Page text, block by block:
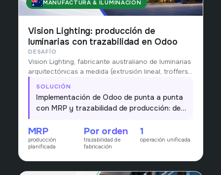
AUSTRALIA
MANUFACTURA & ILUMINACIÓN
Vision Lighting: producción de
luminarias con trazabilidad en Odoo
DESAFÍO
Vision Lighting, fabricante australiano de luminarias
arquitectónicas a medida (extrusión lineal, troffers
y soluciones bespoke) desde 2006, necesitaba
planificar la producción y trazar cada orden de
fabricación sin depender de procesos manuales.
SOLUCIÓN
Implementación de Odoo de punta a punta
con MRP y trazabilidad de producción: de
la orden de fabricación a la entrega, cada
proyecto de iluminación queda planificado
y trazado en un único flujo.
MRP
producción
planificada
Por orden
trazabilidad de
fabricación
1
operación unificada